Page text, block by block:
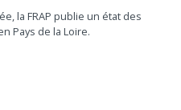
la FRAP publie un état des
Pays de la Loire.